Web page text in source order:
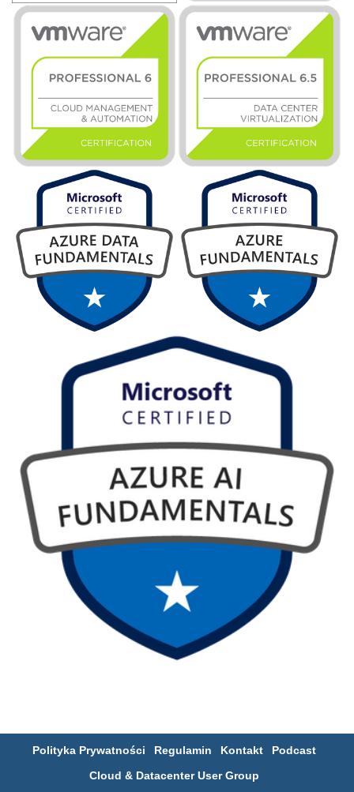
Polityka Prywatności Regulamin Kontakt
Podcast
Cloud & Datacenter User Group